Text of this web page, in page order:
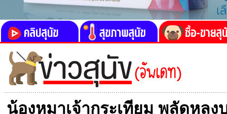
น้องหมาเจ้ากระเทียม พลัดหลง